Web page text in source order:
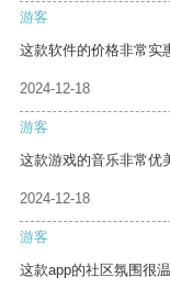
游客
这款软件的价格非常实
2024-12-18
游客
这款游戏的音乐非常优
2024-12-18
游客
这款app的社区氛围很